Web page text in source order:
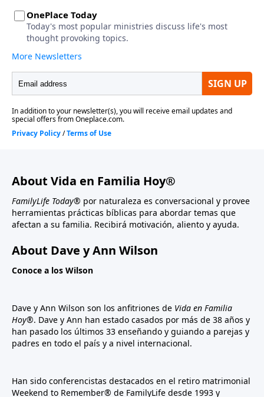
About Vida en Familia Hoy®
FamilyLife Today® por naturaleza es conversacional y provee
herramientas prácticas bíblicas para abordar temas que
afectan a su familia. Recibirá motivación, aliento y ayuda.
About Dave y Ann Wilson
Conoce a los Wilson
Dave y Ann Wilson son los anfitriones de Vida en Familia
Hoy®. Dave y Ann han estado casados por más de 38 años y
han pasado los últimos 33 enseñando y guiando a parejas y
padres en todo el país y a nivel internacional.
Han sido conferencistas destacados en el retiro matrimonial
Weekend to Remember® de FamilyLife desde 1993 y